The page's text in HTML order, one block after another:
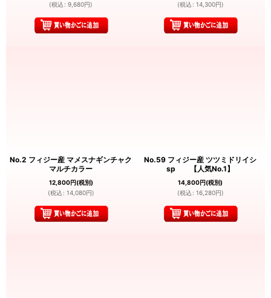
(税込 : 9,680円)
(税込 : 14,300円)
No.2 フィジー産 マメスナギンチャク
マルチカラー
12,800円(税別)
(税込 : 14,080円)
No.59 フィジー産 ツツミドリイシ
sp 【人気No.1】
14,800円(税別)
(税込 : 16,280円)